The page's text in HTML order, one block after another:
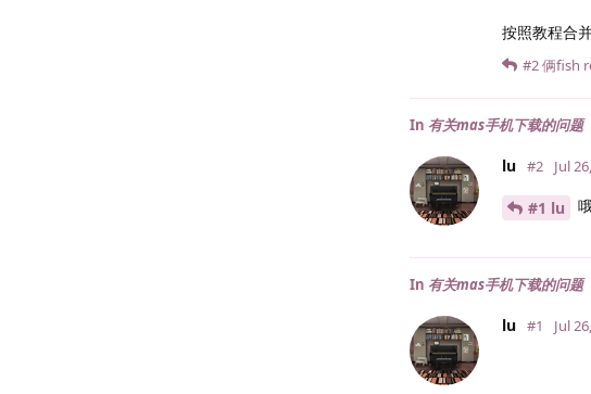
按照教程合
#2俩fish
In 有关mas手机下载的问题
lu #2 Jul
#1 lu
In 有关mas手机下载的问题
lu #1 Jul